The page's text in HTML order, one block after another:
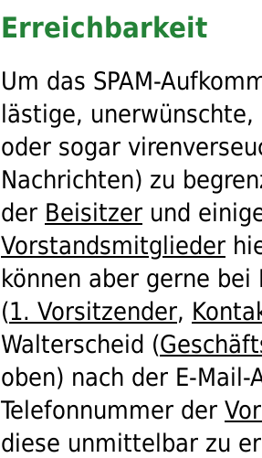
Erreichbarkeit
Um das SPAM-
lästige,
oder sogar
Nachrichten) zu
der Beisitzer und
Vorstandsmitglieder
können aber gerne
(1. Vorsitzender,
Walterscheid (
oben) nach der E-Mail-
Telefonnummer der
diese unmittelbar zu